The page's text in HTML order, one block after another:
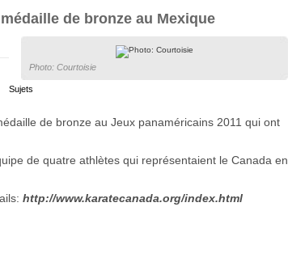
de bronze au Mexique
Photo: Courtoisie
Sujets
de bronze au Jeux panaméricains 2011 qui ont
de quatre athlètes qui représentaient le Canada en
http://www.karatecanada.org/index.html